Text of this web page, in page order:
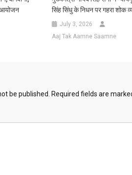
आयोजन
सिंह सिंधु के निधन पर गहरा शोक
July 3, 2026
Aaj Tak Aamne Saamne
be published. Required fields are